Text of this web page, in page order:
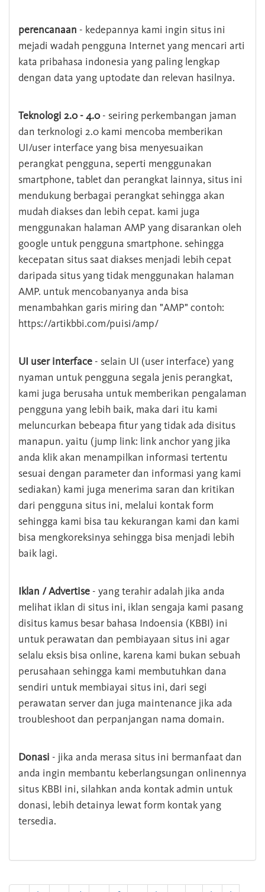
perencanaan - kedepannya kami ingin situs ini
mejadi wadah pengguna Internet yang mencari arti
kata pribahasa indonesia yang paling lengkap
dengan data yang uptodate dan relevan hasilnya.
Teknologi 2.0 - 4.0- seiring perkembangan jaman
dan terknologi 2.0 kami mencoba memberikan
UI/user interface yang bisa menyesuaikan
perangkat pengguna, seperti menggunakan
smartphone, tablet dan perangkat lainnya, situs ini
mendukung berbagai perangkat sehingga akan
mudah diakses dan lebih cepat. kami juga
menggunakan halaman AMP yang disarankan oleh
google untuk pengguna smartphone. sehingga
kecepatan situs saat diakses menjadi lebih cepat
daripada situs yang tidak menggunakan halaman
AMP. untuk mencobanyanya anda bisa
menambahkan garis miring dan "AMP" contoh:
https://artikbbi.com/puisi/amp/
UI user interface - selain UI (user interface) yang
nyaman untuk pengguna segala jenis perangkat,
kami juga berusaha untuk memberikan pengalaman
pengguna yang lebih baik, maka dari itu kami
meluncurkan bebeapa fitur yang tidak ada disitus
manapun. yaitu (jump link: link anchor yang jika
anda klik akan menampilkan informasi tertentu
sesuai dengan parameter dan informasi yang kami
sediakan) kami juga menerima saran dan kritikan
dari pengguna situs ini, melalui kontak form
sehingga kami bisa tau kekurangan kami dan kami
bisa mengkoreksinya sehingga bisa menjadi lebih
baik lagi.
Iklan / Advertise - yang terahir adalah jika anda
melihat iklan di situs ini, iklan sengaja kami pasang
disitus kamus besar bahasa Indoensia (KBBI) ini
untuk perawatan dan pembiayaan situs ini agar
selalu eksis bisa online, karena kami bukan sebuah
perusahaan sehingga kami membutuhkan dana
sendiri untuk membiayai situs ini, dari segi
perawatan server dan juga maintenance jika ada
troubleshoot dan perpanjangan nama domain.
Donasi - jika anda merasa situs ini bermanfaat dan
anda ingin membantu keberlangsungan onlinennya
situs KBBI ini, silahkan anda kontak admin untuk
donasi, lebih detainya lewat form kontak yang
tersedia.